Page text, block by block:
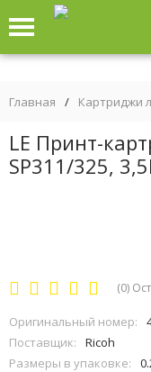
Главная / Картриджи
LE Принт-
SP311/325,
(0)
Оригинальный номер:
Поставщик:
Ricoh
Размеры в упаковке: